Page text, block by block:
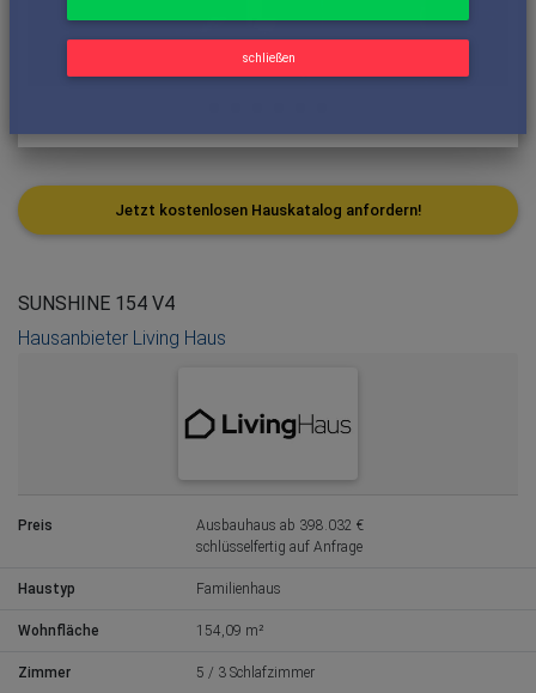
schließen
SUNSHINE 154 V4
Hausanbieter Living Haus
Preis
Ausbauhaus ab 398.032 €
schlüsselfertig auf Anfrage
Haustyp Familienhaus
Wohnfläche 154,09 m²
Zimmer 5 / 3 Schlafzimmer
Jetzt kostenlosen Hauskatalog anfordern!